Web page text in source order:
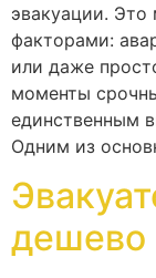
эвакуации.
факторами:
или даже
моменты
единственным
Одним из
дешево